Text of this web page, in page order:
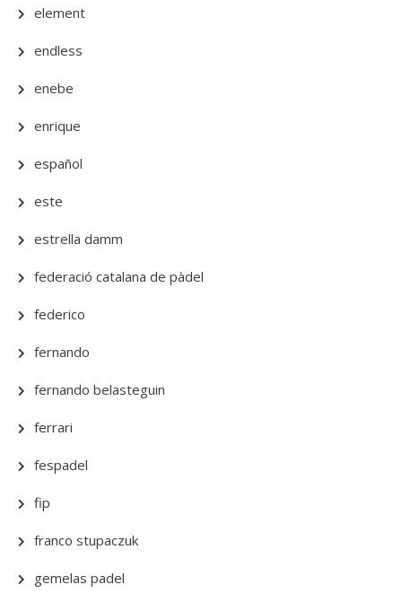
element
endless
enebe
enrique
español
este
estrella damm
federació catalana de pàdel
federico
fernando
fernando belasteguin
ferrari
fespadel
fip
franco stupaczuk
gemelas padel